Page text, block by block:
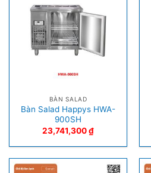
BÀN SALAD
Bàn Salad Happys HWA-
900SH
23,741,300₫